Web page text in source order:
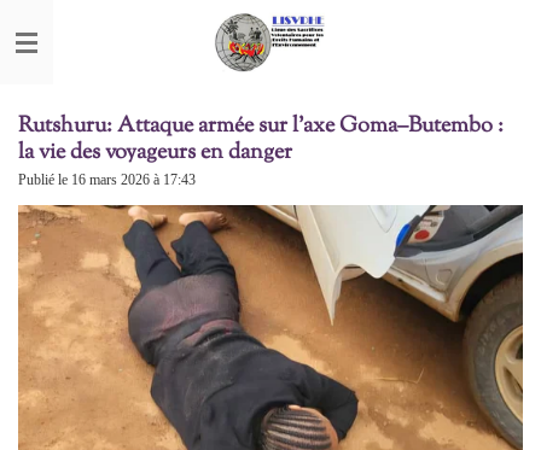
au
Rutshuru: Attaque armée sur l’axe Goma–Butembo :
la vie des voyageurs en danger
Publié le 16 mars 2026 à 17:43